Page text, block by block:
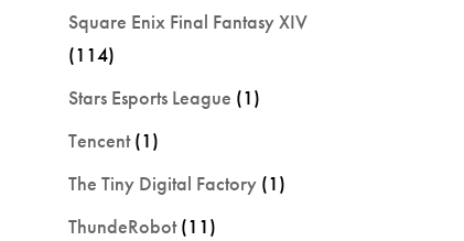
Square Enix Final Fantasy XIV
(114)
Stars Esports League (1)
Tencent(1)
The Tiny Digital Factory (1)
ThundeRobot(11)